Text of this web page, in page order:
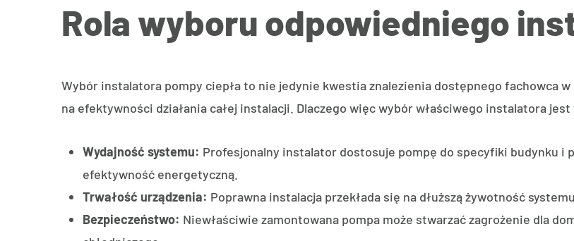
Rola wyboru odpowiedniego
Wybór instalatora pompy ciepła to nie jedynie kwestia znalezienia dostępnego fachowca
na efektywności działania całej instalacji. Dlaczego więc wybór właściwego instalatora
Wydajność systemu: Profesjonalny instalator dostosuje pompę do specyfiki budynku i
efektywność energetyczną.
Trwałość urządzenia: Poprawna instalacja przekłada się na dłuższą żywotność
Bezpieczeństwo: Niewłaściwie zamontowana pompa może stwarzać zagrożenie dla